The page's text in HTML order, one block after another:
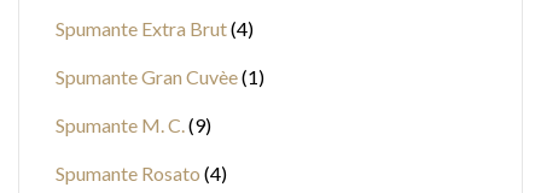
Spumante Extra Brut 4
Spumante Gran Cuvèe 1
Spumante M. C. 9
Spumante Rosato 4